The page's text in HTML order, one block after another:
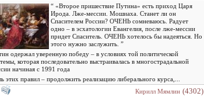
“ «Второе пришествие Путина» есть приход Царя
Ирода. Лже-мессии. Мошиаха. Станет ли он
Спасителем России? ОЧЕНЬ сомневаюсь. Радует
одно – в эсхатологии Евангелия, после лже-мессии
придет Спаситель. ОЧЕНЬ хотелось бы надеяться. Но
этого нужно заслужить. ”
одержал уверенную победу – в условиях той политической
которая последовательно выстраивалась в многострадальной
начиная с 1991 года
этих правил – продолжить реализацию либерального курса,...
Кирилл Мямлин (4302)